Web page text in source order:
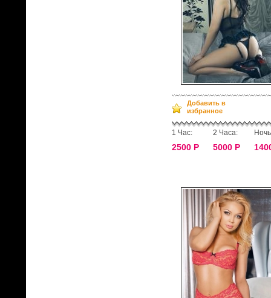
Добавить в
избранное
1 Час:
2500 Р
2 Часа:
5000 Р